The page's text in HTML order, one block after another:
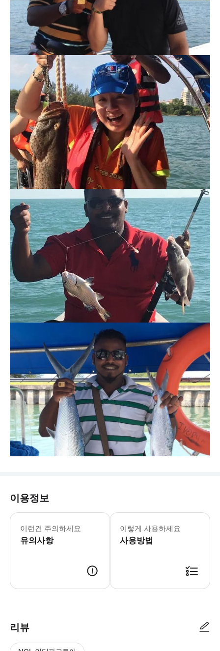
이용정보
이런건 주의하세요
유의사항
이렇게 사용하세요
사용방법
리뷰